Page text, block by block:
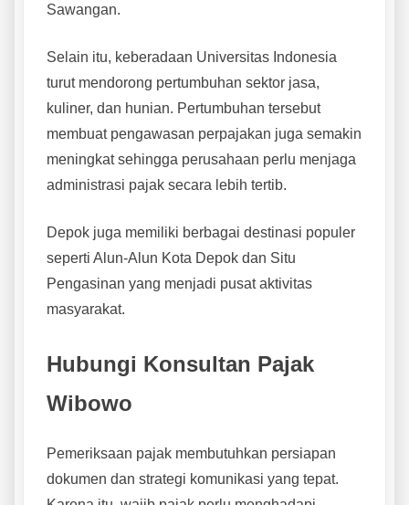
Sawangan.
Selain itu, keberadaan Universitas Indonesia
turut mendorong pertumbuhan sektor jasa,
kuliner, dan hunian. Pertumbuhan tersebut
membuat pengawasan perpajakan juga semakin
meningkat sehingga perusahaan perlu menjaga
administrasi pajak secara lebih tertib.
Depok juga memiliki berbagai destinasi populer
seperti Alun-Alun Kota Depok dan Situ
Pengasinan yang menjadi pusat aktivitas
masyarakat.
Hubungi Konsultan Pajak
Wibowo
Pemeriksaan pajak membutuhkan persiapan
dokumen dan strategi komunikasi yang tepat.